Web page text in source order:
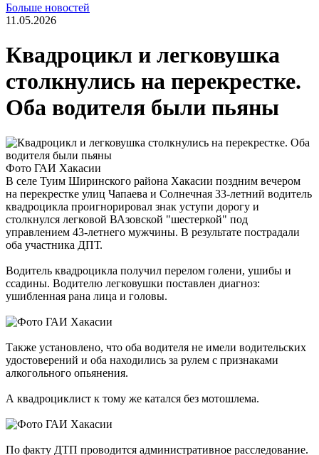
Больше новостей
11.05.2026
Квадроцикл и легковушка
столкнулись на перекрестке.
Оба водителя были пьяны
Фото ГАИ Хакасии
В селе Туим Ширинского района Хакасии поздним вечером
на перекрестке улиц Чапаева и Солнечная 33-летний водитель
квадроцикла проигнорировал знак уступи дорогу и
столкнулся легковой ВАзовской "шестеркой" под
управлением 43-летнего мужчины. В результате пострадали
оба участника ДПТ.
Водитель квадроцикла получил перелом голени, ушибы и
ссадины. Водителю легковушки поставлен диагноз:
ушибленная рана лица и головы.
Также установлено, что оба водителя не имели водительских
удостоверений и оба находились за рулем с признаками
алкогольного опьянения.
А квадроциклист к тому же катался без мотошлема.
По факту ДТП проводится административное расследование.